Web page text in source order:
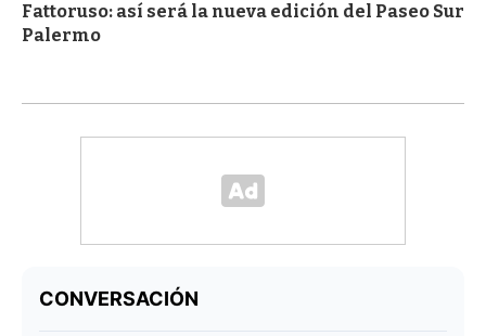
Fattoruso: así será la nueva edición del Paseo Sur
Palermo